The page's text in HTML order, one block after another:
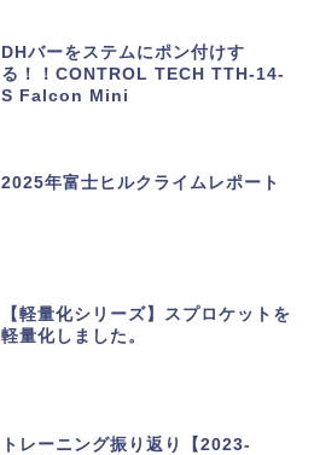
DHバーをステムにポン付けす
る！！CONTROL TECH TTH-14-
S Falcon Mini
2025年富士ヒルクライムレポート
【軽量化シリーズ】スプロケットを
軽量化しました。
トレーニング振り返り【2023-